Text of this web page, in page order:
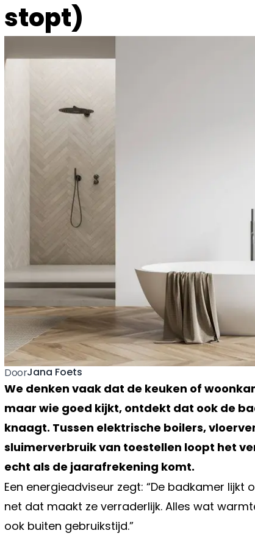
stopt)
DoorJana Foets
We denken vaak dat de keuken of
maar wie goed kijkt, ontdekt dat ook de
knaagt. Tussen elektrische boilers,
sluimerverbruik van toestellen loopt het
echt als de jaarafrekening komt.
Een energieadviseur zegt: “De badkamer
net dat maakt ze verraderlijk. Alles wat
ook buiten gebruikstijd.”